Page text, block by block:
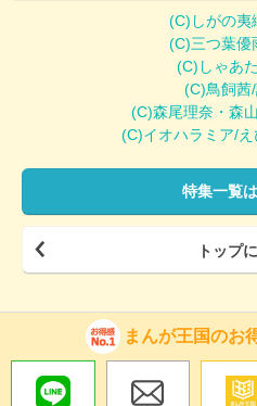
(C)しがの夷
(C)三つ葉優
(C)しゃあ
(C)鳥飼茜
(C)森尾理奈・森
(C)イオハラミア/
特集一覧
トップ
まんが王国のお